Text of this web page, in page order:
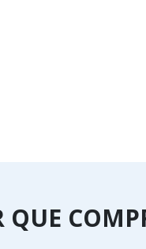
QUE